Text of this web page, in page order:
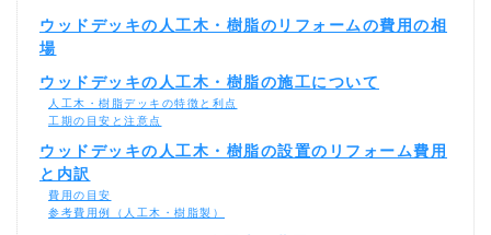
ウッドデッキの人工木・樹脂のリフォームの費用の相
場
ウッドデッキの人工木・樹脂の施工について
人工木・樹脂デッキの特徴と利点
工期の目安と注意点
ウッドデッキの人工木・樹脂の設置のリフォーム費用
と内訳
費用の目安
参考費用例（人工木・樹脂製）